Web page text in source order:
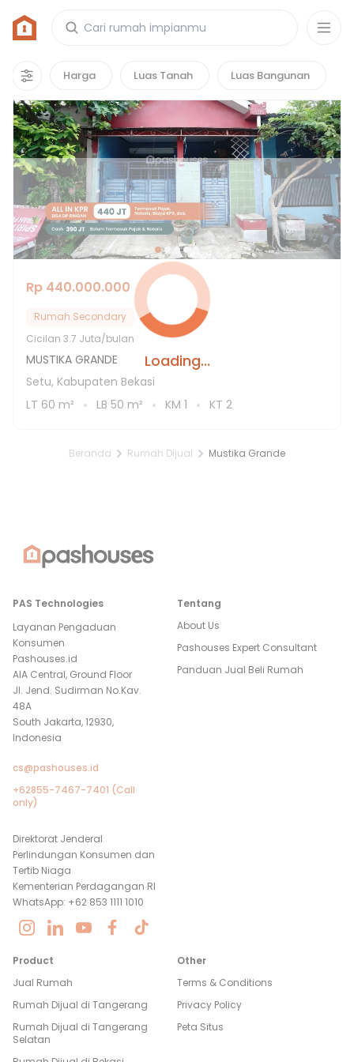
Harga Luas Tanah Luas Bangunan
Loading...
Rumah di Mustika Grande
1properti
Rp 440.000.000
Rumah Secondary
Cicilan 3.7 Juta/bulan
MUSTIKA GRANDE
Setu, Kabupaten Bekasi
LT 60 m² LB 50 m² KM 1 KT 2
Beranda Rumah Dijual Mustika Grande
PAS Technologies
Layanan Pengaduan
Konsumen
Pashouses.id
AIA Central, Ground Floor
Jl. Jend. Sudirman No.Kav.
48A
South Jakarta, 12930,
Indonesia
cs@pashouses.id
+62855-7467-7401 (Call
only)
Direktorat Jenderal
Perlindungan Konsumen dan
Tertib Niaga
Kementerian Perdagangan RI
WhatsApp: +62 853 1111 1010
Tentang
About Us
Pashouses Expert Consultant
Panduan Jual Beli Rumah
Product
Jual Rumah
Rumah Dijual di Tangerang
Rumah Dijual di Tangerang
Selatan
Other
Terms & Conditions
Privacy Policy
Peta Situs